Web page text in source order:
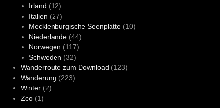
Irland (12)
Italien (27)
Mecklenburgische Seenplatte(10)
Niederlande(44)
Norwegen (117)
Schweden (32)
Wanderroute zum Download (123)
Wanderung (223)
Winter(2)
Zoo(1)